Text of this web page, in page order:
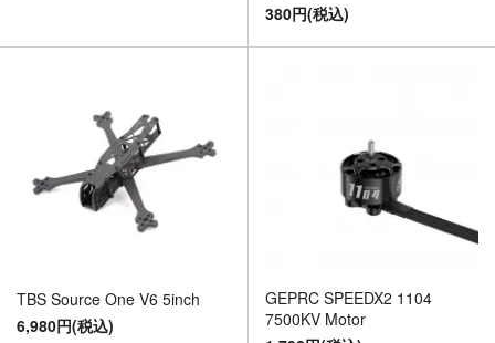
380円(税込)
TBS Source One V6 5inch
6,980円(税込)
GEPRC SPEEDX2 1104
7500KV Motor